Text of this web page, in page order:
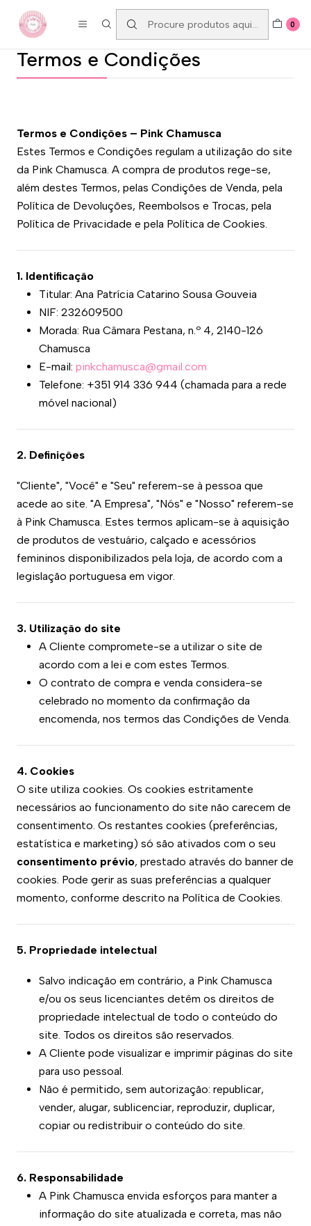
0
Termos e Condições
Termos e Condições – Pink Chamusca
Estes Termos e Condições regulam a utilização do site
da Pink Chamusca. A compra de produtos rege-se,
além destes Termos, pelas Condições de Venda, pela
Política de Devoluções, Reembolsos e Trocas, pela
Política de Privacidade e pela Política de Cookies.
1. Identificação
Titular: Ana Patrícia Catarino Sousa Gouveia
NIF: 232609500
Morada: Rua Câmara Pestana, n.º 4, 2140-126
Chamusca
E-mail: pinkchamusca@gmail.com
Telefone: +351 914 336 944 (chamada para a rede
móvel nacional)
2. Definições
"Cliente", "Você" e "Seu" referem-se à pessoa que
acede ao site. "A Empresa", "Nós" e "Nosso" referem-se
à Pink Chamusca. Estes termos aplicam-se à aquisição
de produtos de vestuário, calçado e acessórios
femininos disponibilizados pela loja, de acordo com a
legislação portuguesa em vigor.
3. Utilização do site
A Cliente compromete-se a utilizar o site de
acordo com a lei e com estes Termos.
O contrato de compra e venda considera-se
celebrado no momento da confirmação da
encomenda, nos termos das Condições de Venda.
4. Cookies
O site utiliza cookies. Os cookies estritamente
necessários ao funcionamento do site não carecem de
consentimento. Os restantes cookies (preferências,
estatística e marketing) só são ativados com o seu
consentimento prévio, prestado através do banner de
cookies. Pode gerir as suas preferências a qualquer
momento, conforme descrito na Política de Cookies.
5. Propriedade intelectual
Salvo indicação em contrário, a Pink Chamusca
e/ou os seus licenciantes detêm os direitos de
propriedade intelectual de todo o conteúdo do
site. Todos os direitos são reservados.
A Cliente pode visualizar e imprimir páginas do site
para uso pessoal.
Não é permitido, sem autorização: republicar,
vender, alugar, sublicenciar, reproduzir, duplicar,
copiar ou redistribuir o conteúdo do site.
6. Responsabilidade
A Pink Chamusca envida esforços para manter a
informação do site atualizada e correta, mas não